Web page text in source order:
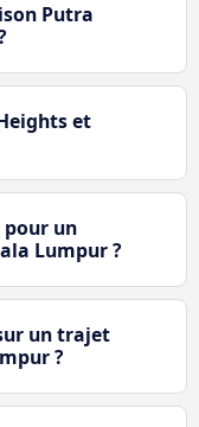
Putra
et
pour un
Lumpur ?
un trajet
?